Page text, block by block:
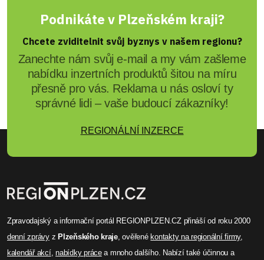
Podnikáte v Plzeňském kraji?
Chcete zviditelnit svůj byznys v našem regionu?
Zanechte nám svůj e-mail a my vám zašleme
nabídku inzertních produktů šitou na míru
přesně pro vás. Reklama u nás osloví ty
správné lidi – vaše budoucí zákazníky!
REGIONÁLNÍ INZERCE
Zpravodajský a informační portál REGIONPLZEN.CZ přináší od roku 2000
denní zprávyz Plzeňského kraje, ověřené kontakty na regionální firmy,
kalendář akcí,nabídky prácea mnoho dalšího. Nabízí také účinnou a